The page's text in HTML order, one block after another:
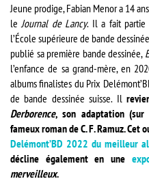
Jeune prodige, Fabian Menor a 14
le Journal de Lancy. Il a fait partie
l’École supérieure de bande
publié sa première bande dessinée,
l’enfance de sa grand-mère, en
albums finalistes du Prix
de bande dessinée suisse. Il
Derborence, son adaptation
fameux roman de C. F. Ramuz.
Delémont’BD 2022 du meilleur
décline également en une
merveilleux.